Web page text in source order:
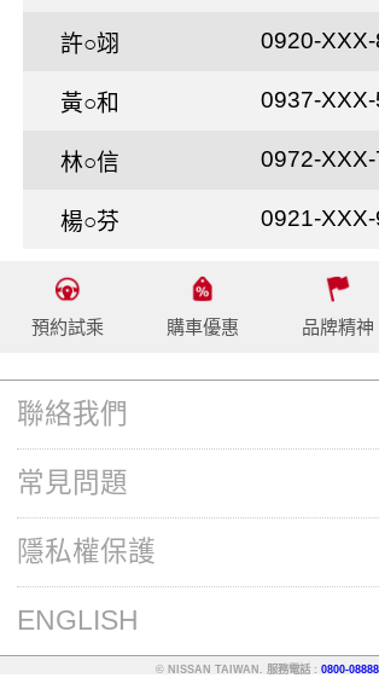
許○翊 0920-
黃○和 0937-
林○信 0972-
楊○芬 0921-
預約試乘 購車優惠 品牌精神
聯絡我們
常見問題
隱私權保護
ENGLISH
© NISSAN TAIWAN. 服務電話 : 0800-